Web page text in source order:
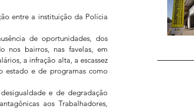
entre a instituição da Polícia
de oportunidades, dos
nos bairros, nas favelas, em
a infração alta, a escassez
estado e de programas como
e de degradação
aos Trabalhadores,